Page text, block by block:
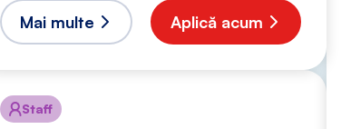
Mai multe Aplică acum
Staff